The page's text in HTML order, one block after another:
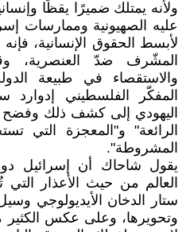
ولأنه يمتلك ضميرًا يقظًا
عليه الصهيونية وممارسات
لأبسط الحقوق الإنسانية،
المشّرف ضدّ العنصرية،
والاستقصاء في طبيعة
المفكّر الفلسطيني إدوارد
اليهودي إلى كشف ذلك وفضح
الرائعة" و"المعجزة التي
المشروطة".
يقول شاحاك أن إسرائيل
العالم من حيث الأعذار
ستار الدخان الأيديولوجي
وتحويرها، وعلى عكس الكثير